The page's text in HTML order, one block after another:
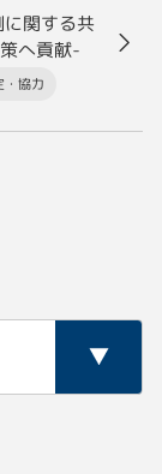
関する共
へ貢献-
・協力